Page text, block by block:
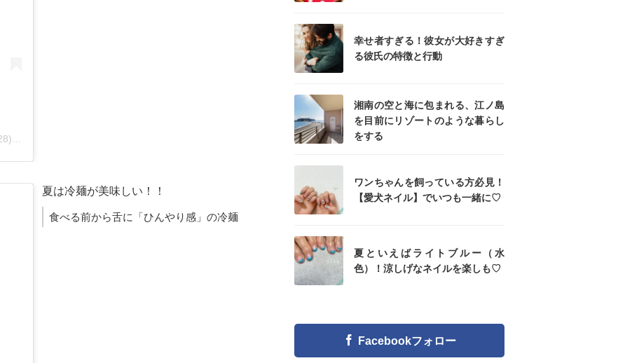
BODYPITKYOTO食歩記(@bodypitkyoto328)がシェアした投稿
夏は冷麺が美味しい！！
食べる前から舌に「ひんやり感」の冷麺
幸せ者すぎる！彼女が大好きすぎ
る彼氏の特徴と行動
湘南の空と海に包まれる、江ノ島
を目前にリゾートのような暮らし
をする
ワンちゃんを飼っている方必見！
【愛犬ネイル】でいつも一緒に♡
夏といえばライトブルー（水
色）！涼しげなネイルを楽しも♡
Facebookフォロー